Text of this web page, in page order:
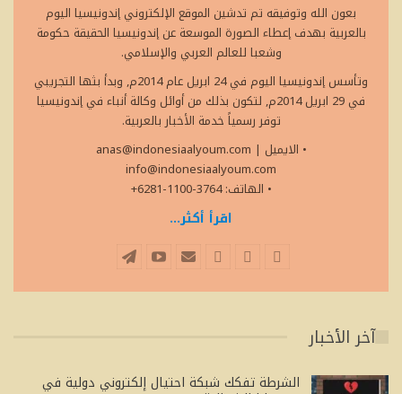
بعون الله وتوفيقه تم تدشين الموقع الإلكتروني إندونيسيا اليوم
بالعربية بهدف إعطاء الصورة الموسعة عن إندونيسيا الحقيقة حكومة
وشعبا للعالم العربي والإسلامي.
وتأسس إندونيسيا اليوم في 24 ابريل عام 2014م, وبدأ بثها التجريبي
في 29 ابريل 2014م, لتكون بذلك من أوائل وكالة أنباء في إندونيسيا
توفر رسمياً خدمة الأخبار بالعربية.
• الايميل
anas@indonesiaalyoum.com |
info@indonesiaalyoum.com
• الهاتف: 3764-1100-6281+
اقرأ أكثر...
آخر الأخبار
الشرطة تفكك شبكة احتيال إلكتروني دولية في